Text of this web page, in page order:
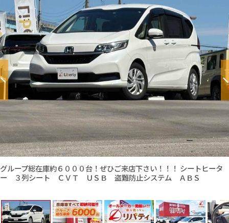
グループ総在庫約６０００台！ぜひご来店下さい！！！ シートヒータ
ー ３列シート ＣＶＴ ＵＳＢ 盗難防止システム ＡＢＳ